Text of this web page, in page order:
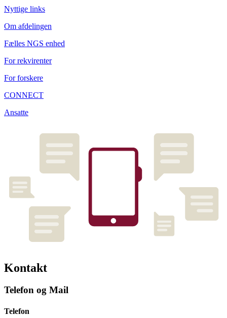
Nyttige links
Om afdelingen
Fælles NGS enhed
For rekvirenter
For forskere
CONNECT
Ansatte
Kontakt
Telefon og Mail
Telefon